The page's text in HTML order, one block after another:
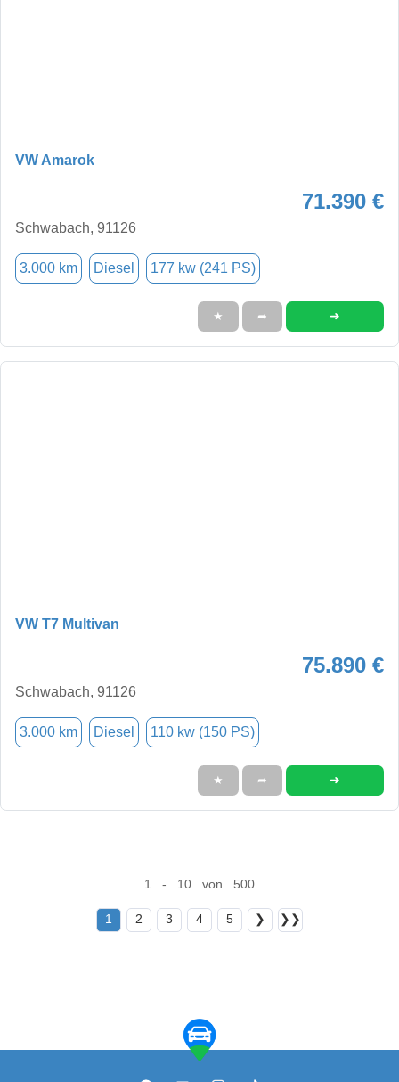
VW Amarok
71.390 €
Schwabach, 91126
3.000 km Diesel 177 kw (241 PS)
★ ➦ ➜
VW T7 Multivan
75.890 €
Schwabach, 91126
3.000 km Diesel 110 kw (150 PS)
★ ➦ ➜
1 - 10 von 500
1 2 3 4 5 ❯ ❯❯